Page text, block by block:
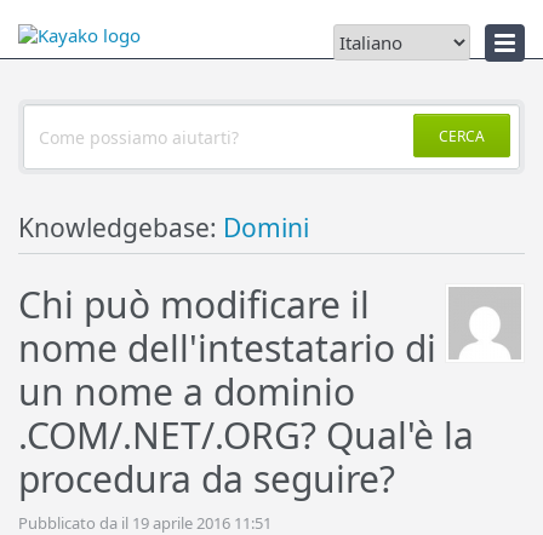
Notizie
CERCA
Knowledgebase: Domini
Chi può modificare il
nome dell'intestatario di
un nome a dominio
.COM/.NET/.ORG? Qual'è la
procedura da seguire?
Pubblicato da il 19 aprile 2016 11:51